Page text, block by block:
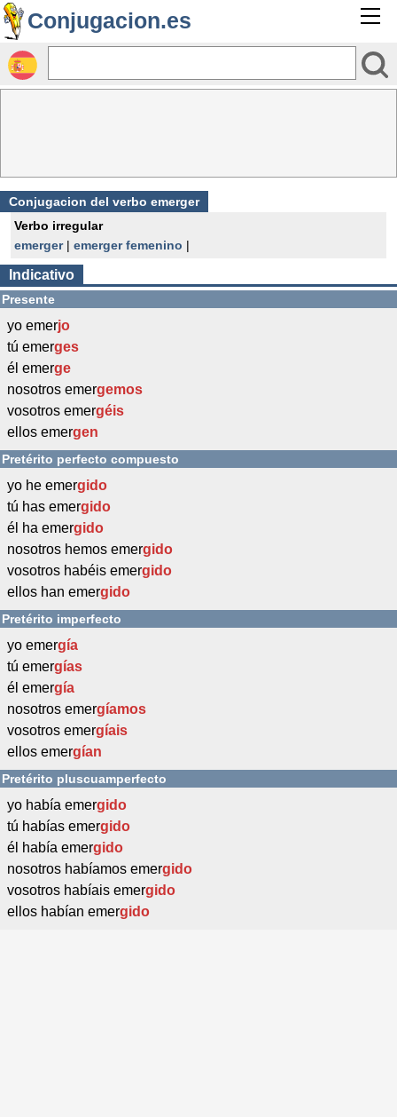
Conjugacion.es
Conjugacion del verbo emerger
Verbo irregular
emerger| emerger femenino |
Indicativo
Presente
yo emerjo
tú emerges
él emerge
nosotros emergemos
vosotros emergéis
ellos emergen
Pretérito perfecto compuesto
yo he emergido
tú has emergido
él ha emergido
nosotros hemos emergido
vosotros habéis emergido
ellos han emergido
Pretérito imperfecto
yo emergía
tú emergías
él emergía
nosotros emergíamos
vosotros emergíais
ellos emergían
Pretérito pluscuamperfecto
yo había emergido
tú habías emergido
él había emergido
nosotros habíamos emergido
vosotros habíais emergido
ellos habían emergido